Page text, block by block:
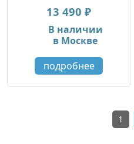
13 490 ₽
В наличии
в Москве
подробнее
1